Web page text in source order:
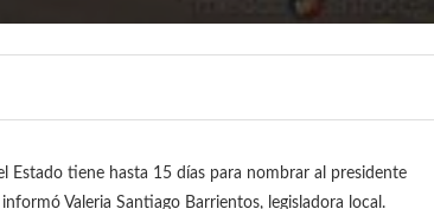
Estado tiene hasta 15 días para nombrar al presidente
Valeria Santiago Barrientos, legisladora local.